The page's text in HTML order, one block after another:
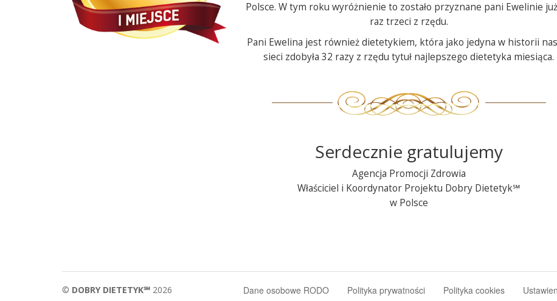
Polsce. W tym roku wyróżnienie to zostało przyznane pani Ewelinie
raz trzeci z rzędu.
Pani Ewelina jest również dietetykiem, która jako jedyna w historii
sieci zdobyła 32 razy z rzędu tytuł najlepszego dietetyka miesiąca.
Serdecznie gratulujemy
Agencja Promocji Zdrowia
Właściciel i Koordynator Projektu Dobry Dietetyk℠
w Polsce
© DOBRY DIETETYK℠ 2026 Dane osobowe RODO Polityka prywatności Polityka cookies